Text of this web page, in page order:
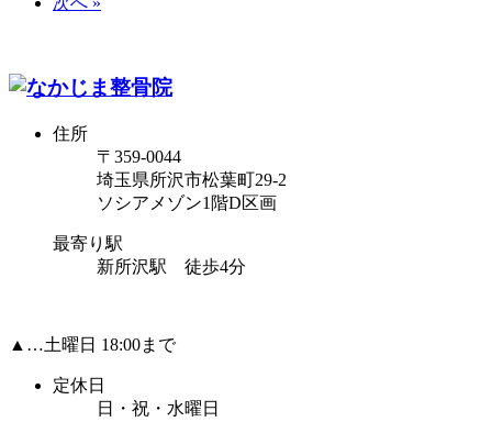
住所
〒359-0044
埼玉県所沢市松葉町29-2
ソシアメゾン1階D区画
最寄り駅
新所沢駅 徒歩4分
▲…土曜日 18:00まで
定休日
日・祝・水曜日